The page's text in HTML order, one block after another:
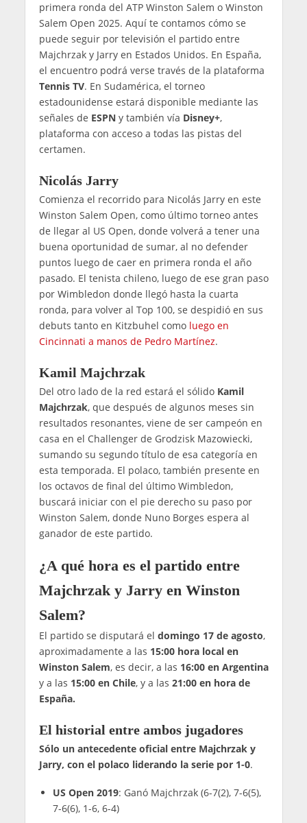
primera ronda del ATP Winston Salem o Winston
Salem Open 2025. Aquí te contamos cómo se
puede seguir por televisión el partido entre
Majchrzak y Jarry en Estados Unidos. En España,
el encuentro podrá verse través de la plataforma
Tennis TV. En Sudamérica, el torneo
estadounidense estará disponible mediante las
señales de ESPNy también vía Disney+,
plataforma con acceso a todas las pistas del
certamen.
Nicolás Jarry
Comienza el recorrido para Nicolás Jarry en este
Winston Salem Open, como último torneo antes
de llegar al US Open, donde volverá a tener una
buena oportunidad de sumar, al no defender
puntos luego de caer en primera ronda el año
pasado. El tenista chileno, luego de ese gran paso
por Wimbledon donde llegó hasta la cuarta
ronda, para volver al Top 100, se despidió en sus
debuts tanto en Kitzbuhel como luego en
Cincinnati a manos de Pedro Martínez.
Kamil Majchrzak
Del otro lado de la red estará el sólido Kamil
Majchrzak, que después de algunos meses sin
resultados resonantes, viene de ser campeón en
casa en el Challenger de Grodzisk Mazowiecki,
sumando su segundo título de esa categoría en
esta temporada. El polaco, también presente en
los octavos de final del último Wimbledon,
buscará iniciar con el pie derecho su paso por
Winston Salem, donde Nuno Borges espera al
ganador de este partido.
¿A qué hora es el partido entre
Majchrzak y Jarry en Winston
Salem?
El partido se disputará el domingo 17 de agosto,
aproximadamente a las 15:00 hora local en
Winston Salem, es decir, a las 16:00 en Argentina
y a las 15:00 en Chile, y a las 21:00 en hora de
España.
El historial entre ambos jugadores
Sólo un antecedente oficial entre Majchrzak y
Jarry, con el polaco liderando la serie por 1-0.
US Open 2019: Ganó Majchrzak (6-7(2), 7-6(5),
7-6(6), 1-6, 6-4)